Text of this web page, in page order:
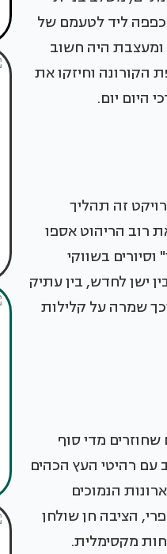
ליד לטעמם של
ומעצבת היה חשוב
הקורונה וחיזקו את
היום יום.
זה תהליך
רוב הריהוט אספו
בשווקי
ישן לחדש, בין עתיק
שמרה על קלילות
מדי סוף
עם רהיטי העץ הכהים
הנמוכים
הציבה חן שולחן
מקסימלית.